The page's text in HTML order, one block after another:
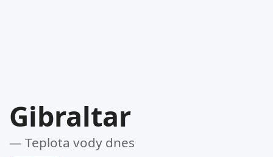
Gibraltar
— Teplota vody dnes